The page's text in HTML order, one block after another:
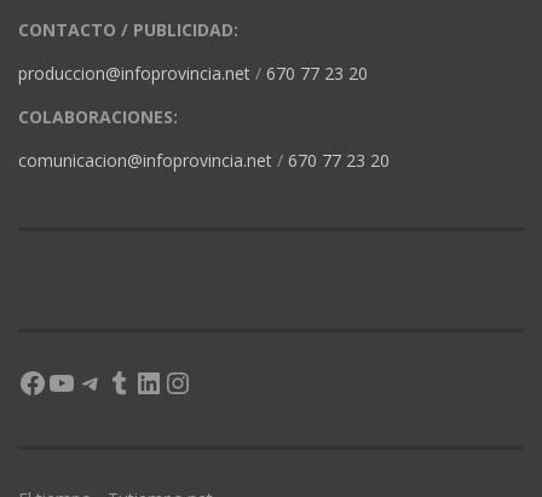
CONTACTO / PUBLICIDAD:
produccion@infoprovincia.net / 670 77 23 20
COLABORACIONES:
comunicacion@infoprovincia.net / 670 77 23 20
Facebook
YouTube
Telegram
Tumblr
LinkedIn
Instagram